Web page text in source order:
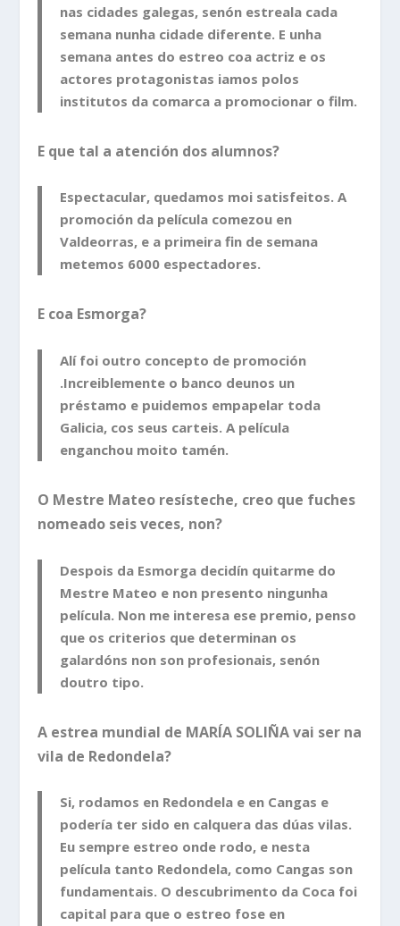
nas cidades galegas, senón estreala cada
semana nunha cidade diferente. E unha
semana antes do estreo coa actriz e os
actores protagonistas iamos polos
institutos da comarca a promocionar o film.
E que tal a atención dos alumnos?
Espectacular, quedamos moi satisfeitos. A
promoción da película comezou en
Valdeorras, e a primeira fin de semana
metemos 6000 espectadores.
E coa Esmorga?
Alí foi outro concepto de promoción
.Increiblemente o banco deunos un
préstamo e puidemos empapelar toda
Galicia, cos seus carteis. A película
enganchou moito tamén.
O Mestre Mateo resísteche, creo que fuches
nomeado seis veces, non?
Despois da Esmorga decidín quitarme do
Mestre Mateo e non presento ningunha
película. Non me interesa ese premio, penso
que os criterios que determinan os
galardóns non son profesionais, senón
doutro tipo.
A estrea mundial de MARÍA SOLIÑA vai ser na
vila de Redondela?
Si, rodamos en Redondela e en Cangas e
podería ter sido en calquera das dúas vilas.
Eu sempre estreo onde rodo, e nesta
película tanto Redondela, como Cangas son
fundamentais. O descubrimento da Coca foi
capital para que o estreo fose en